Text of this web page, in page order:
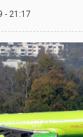
- 21:17